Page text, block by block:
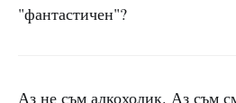
"фантастичен"?
Аз не съм алкохолик. Аз съм